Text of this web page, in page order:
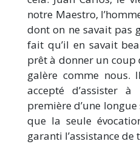
notre Maestro,
dont on ne savait pas
fait qu’il en savait
prêt à donner un coup
galère comme nous.
accepté d’assister
première d’une
que la seule
garanti l’assistance de